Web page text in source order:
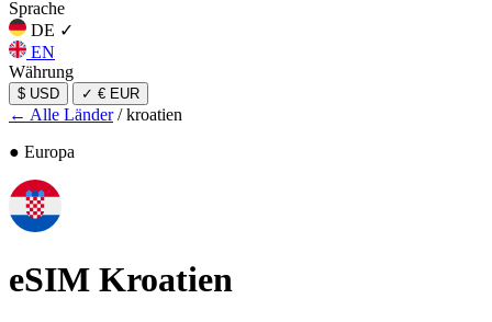
Sprache
DE ✓
EN
Währung
$ USD ✓ € EUR
← Alle Länder / kroatien
● Europa
eSIM Kroatien